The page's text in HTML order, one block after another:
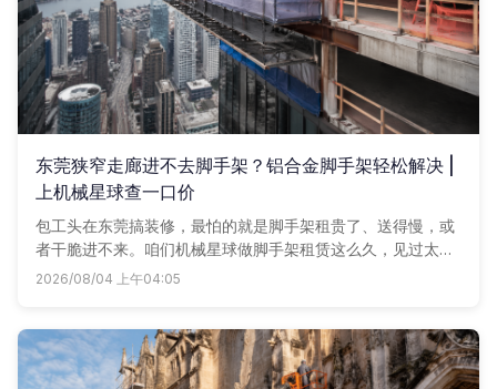
东莞狭窄走廊进不去脚手架？铝合金脚手架轻松解决 |
上机械星球查一口价
包工头在东莞搞装修，最怕的就是脚手架租贵了、送得慢，或
者干脆进不来。咱们机械星球做脚手架租赁这么久，见过太多
老板吃哑巴亏。今天就把铝合金脚手架的好，一次说清楚。
2026/08/04 上午04:05